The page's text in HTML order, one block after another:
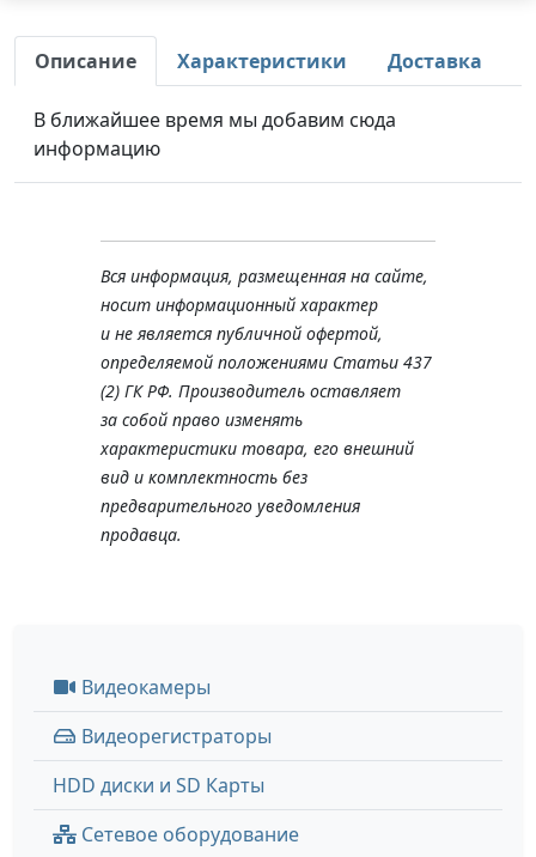
Описание Характеристики Доставка
В ближайшее время мы добавим сюда
информацию
Вся информация, размещенная на сайте,
носит информационный характер
и не является публичной офертой,
определяемой положениями Статьи 437
(2) ГК РФ. Производитель оставляет
за собой право изменять
характеристики товара, его внешний
вид и комплектность без
предварительного уведомления
продавца.
Видеокамеры
Видеорегистраторы
HDD диски и SD Карты
Сетевое оборудование